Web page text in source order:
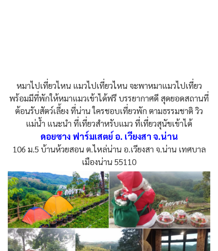
หมาไปเที่ยวไหน แมวไปเที่ยวไหน จะพาหมาแมวไปเที่ยว
พร้อมมีที่พักให้หมาแมวเข้าได้ฟรี บรรยากาศดี สุดยอดสถานที่
ต้อนรับสัตว์เลี้ยง ที่น่าน ใครชอบเที่ยวพัก ตามธรรมชาติ วิว
แม่น้ำ แนะนำ ที่เที่ยวสำหรับแมว ที่เที่ยวสุนัขเข้าได้
ดอยซาง ฟาร์มเสตย์ อ. เวียงสา จ.น่าน
106 ม.5 บ้านห้วยสอน ต.ไหล่น่าน อ.เวียงสา จ.น่าน เทศบาล
เมืองน่าน 55110